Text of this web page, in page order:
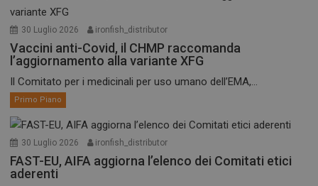
30 Luglio 2026 ironfish_distributor
Vaccini anti-Covid, il CHMP raccomanda
l’aggiornamento alla variante XFG
Il Comitato per i medicinali per uso umano dell’EMA,...
Primo Piano
30 Luglio 2026 ironfish_distributor
FAST-EU, AIFA aggiorna l’elenco dei Comitati etici
aderenti